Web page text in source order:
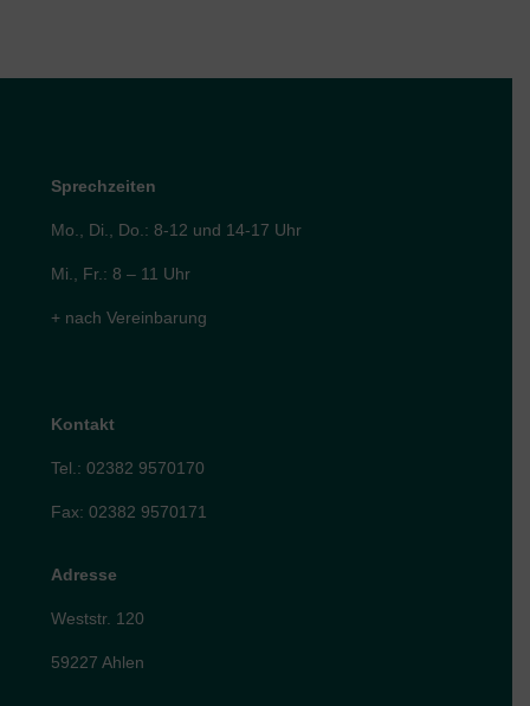
Sprechzeiten
Mo., Di., Do.: 8-12 und 14-17 Uhr
Mi., Fr.: 8 – 11 Uhr
+ nach Vereinbarung
Kontakt
Tel.: 02382 9570170
Fax: 02382 9570171
Adresse
Weststr. 120
59227 Ahlen